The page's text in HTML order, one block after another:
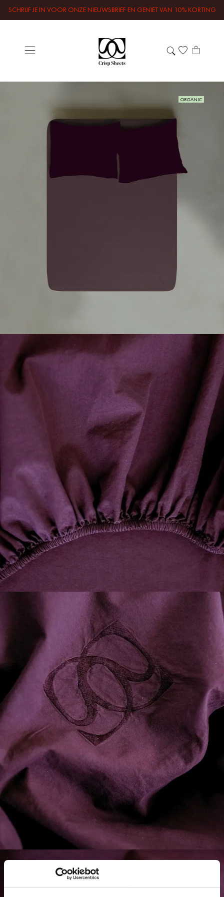
SCHRIJF JE IN VOOR ONZE NIEUWSBRIEF EN GENIET VAN 10% KORTING
ORGANIC